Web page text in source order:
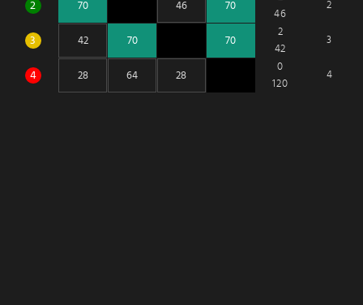
2
46
2
3
2
42
3
4
0
120
4